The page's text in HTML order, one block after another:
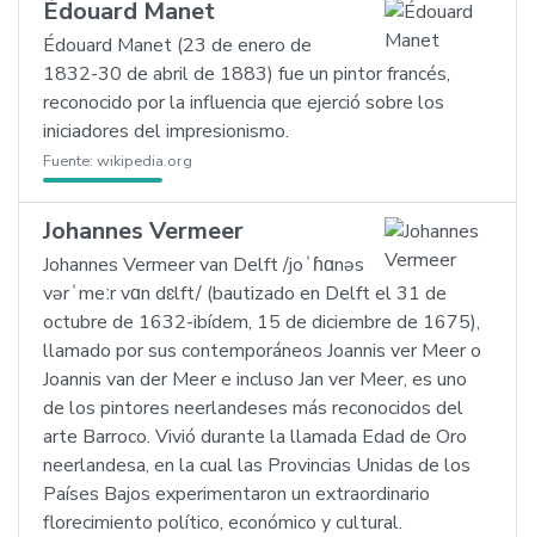
Édouard Manet
Édouard Manet (23 de enero de
1832-30 de abril de 1883) fue un pintor francés,
reconocido por la influencia que ejerció sobre los
iniciadores del impresionismo.
Fuente: wikipedia.org
Johannes Vermeer
Johannes Vermeer van Delft /joˈɦɑnəs
vərˈmeːr vɑn dɛlft/ (bautizado en Delft el 31 de
octubre de 1632-ibídem, 15 de diciembre de 1675),
llamado por sus contemporáneos Joannis ver Meer o
Joannis van der Meer e incluso Jan ver Meer, es uno
de los pintores neerlandeses más reconocidos del
arte Barroco. Vivió durante la llamada Edad de Oro
neerlandesa, en la cual las Provincias Unidas de los
Países Bajos experimentaron un extraordinario
florecimiento político, económico y cultural.